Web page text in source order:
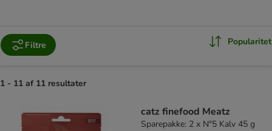
Filtre Popularitet
1 - 11 af 11 resultater
catz finefood Meatz
Sparepakke: 2 x N°5 Kalv 45 g